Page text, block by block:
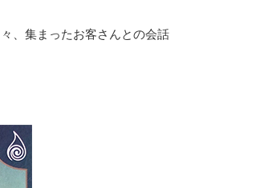
、集まったお客さんとの会話